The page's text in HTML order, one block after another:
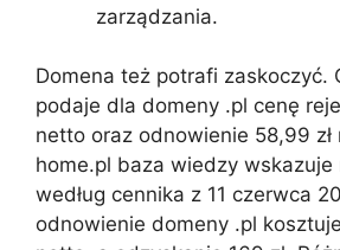
zarządzania.
Domena też potrafi zaskoczyć.
podaje dla domeny .pl cenę
netto oraz odnowienie 58,99
home.pl baza wiedzy wskazuje
według cennika z 11 czerwca
odnowienie domeny .pl